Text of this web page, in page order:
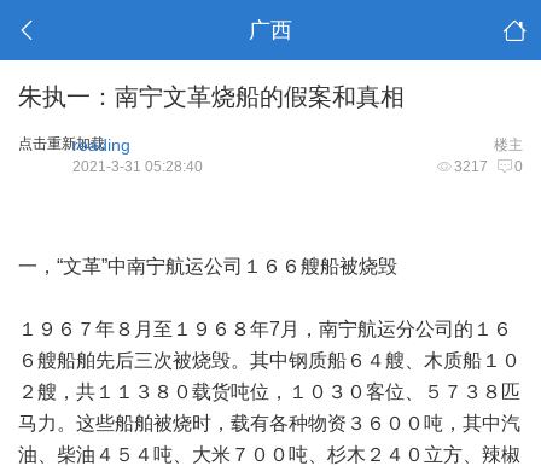
广西
朱执一：南宁文革烧船的假案和真相
点击重新加载 楼主
reading
3217 0
2021-3-31 05:28:40
一，“文革”中南宁航运公司１６６艘船被烧毁
１９６７年８月至１９６８年7月，南宁航运分公司的１６
６艘船舶先后三次被烧毁。其中钢质船６４艘、木质船１０
２艘，共１１３８０载货吨位，１０３０客位、５７３８匹
马力。这些船舶被烧时，载有各种物资３６００吨，其中汽
油、柴油４５４吨、大米７００吨、杉木２４０立方、辣椒